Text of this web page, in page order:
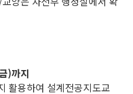
)까지
활용하여 설계전공지도교